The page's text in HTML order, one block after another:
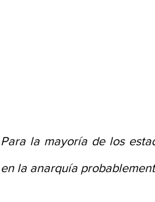
Para la mayoría de los
en la anarquía